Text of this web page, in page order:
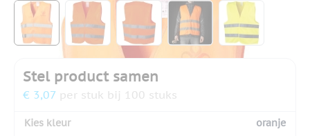
View larger imageView larger imageView larger image
View larger image
View larger
Stel product samen
€ 3,07 per stuk bij 100 stuks
Kies kleur oranje